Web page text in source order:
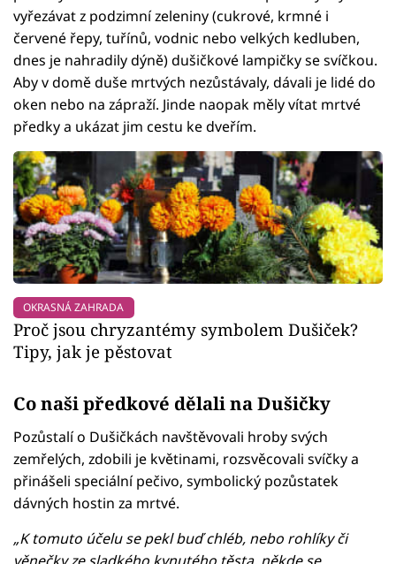
vyřezávat z podzimní zeleniny (cukrové, krmné i
červené řepy, tuřínů, vodnic nebo velkých kedluben,
dnes je nahradily dýně) dušičkové lampičky se svíčkou.
Aby v domě duše mrtvých nezůstávaly, dávali je lidé do
oken nebo na zápraží. Jinde naopak měly vítat mrtvé
předky a ukázat jim cestu ke dveřím.
OKRASNÁ ZAHRADA
Proč jsou chryzantémy symbolem Dušiček?
Tipy, jak je pěstovat
Co naši předkové dělali na Dušičky
Pozůstalí o Dušičkách navštěvovali hroby svých
zemřelých, zdobili je květinami, rozsvěcovali svíčky a
přinášeli speciální pečivo, symbolický pozůstatek
dávných hostin za mrtvé.
„K tomuto účelu se pekl buď chléb, nebo rohlíky či